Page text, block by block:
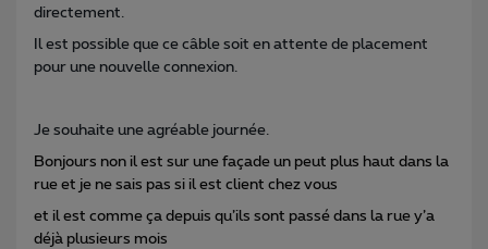
directement.
Il est possible que ce câble soit en attente de placement
pour une nouvelle connexion.
Je souhaite une agréable journée.
Bonjours non il est sur une façade un peut plus haut dans la
rue et je ne sais pas si il est client chez vous
et il est comme ça depuis qu’ils sont passé dans la rue y’a
déjà plusieurs mois